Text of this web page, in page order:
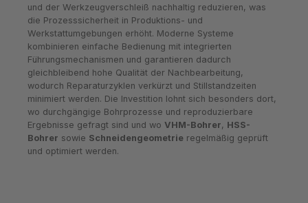
und der Werkzeugverschleiß nachhaltig reduzieren, was
die Prozesssicherheit in Produktions- und
Werkstattumgebungen erhöht. Moderne Systeme
kombinieren einfache Bedienung mit integrierten
Führungsmechanismen und garantieren dadurch
gleichbleibend hohe Qualität der Nachbearbeitung,
wodurch Reparaturzyklen verkürzt und Stillstandzeiten
minimiert werden. Die Investition lohnt sich besonders dort,
wo durchgängige Bohrprozesse und reproduzierbare
Ergebnisse gefragt sind und wo VHM-Bohrer, HSS-
Bohrer sowie Schneidengeometrie regelmäßig geprüft
und optimiert werden.